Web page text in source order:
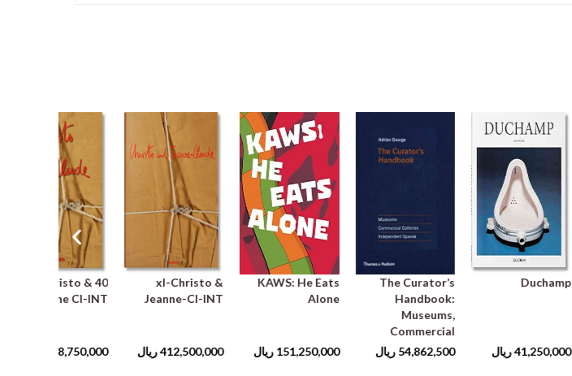
Duchamp
41,250,000ریال
The Curator’s
Handbook:
Museums,
Commercial
Galleries,
Independent
54,862,500ریال
KAWS: He Eats
Alone
151,250,000 ریال
xl-Christo &
Jeanne-Cl-INT
412,500,000ریال
40 Christo &
Jeanne Cl-INT
68,750,000